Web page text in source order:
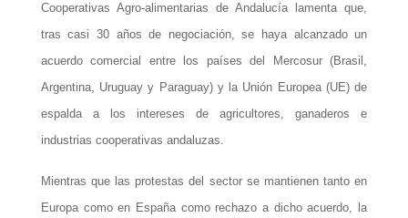
Cooperativas Agro-alimentarias de Andalucía lamenta que,
tras casi 30 años de negociación, se haya alcanzado un
acuerdo comercial entre los países del Mercosur (Brasil,
Argentina, Uruguay y Paraguay) y la Unión Europea (UE) de
espalda a los intereses de agricultores, ganaderos e
industrias cooperativas andaluzas.
Mientras que las protestas del sector se mantienen tanto en
Europa como en España como rechazo a dicho acuerdo, la